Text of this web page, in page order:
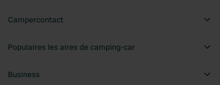
Campercontact
Populaires les aires de camping-car
Business